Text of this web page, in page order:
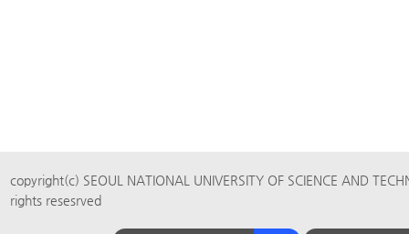
copyright(c) SEOUL NATIONAL UNIVERSITY OF SCIENCE AND
rights resesrved